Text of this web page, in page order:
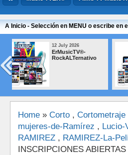
A Inicio - Selección en MENU o escribe en
12 July 2026
ErMusicTV® BLUES
Home » Corto , Cortometraje
mujeres-de-Ramírez , Lucio-
RAMIREZ , RAMIREZ-La-
INSCRIPCIONES